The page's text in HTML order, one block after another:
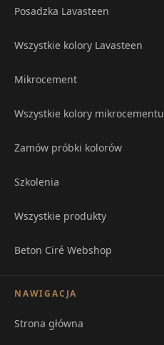
Posadzka Lavasteen
Wszystkie kolory Lavasteen
Mikrocement
Wszystkie kolory mikrocementu
Zamów próbki kolorów
Szkolenia
Wszystkie produkty
Beton Ciré Webshop
NAWIGACJA
Strona główna